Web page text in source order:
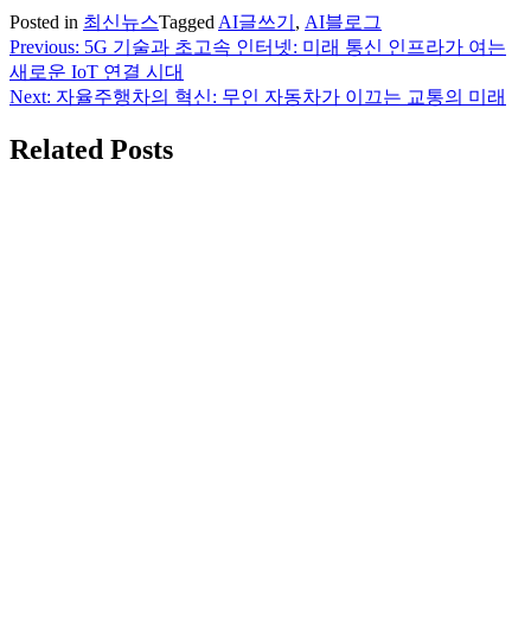
Posted in 최신뉴스Tagged AI글쓰기 , AI블로그
글
탐
Previous: 5G 기술과 초고속 인터넷: 미래 통신 인프라가 여는
새로운 IoT 연결 시대
Next: 자율주행차의 혁신: 무인 자동차가 이끄는 교통의 미래
Related Posts